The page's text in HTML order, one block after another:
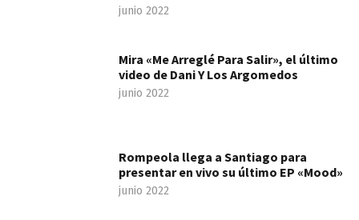
junio 2022
Mira «Me Arreglé Para Salir», el último
video de Dani Y Los Argomedos
junio 2022
Rompeola llega a Santiago para
presentar en vivo su último EP «Mood»
junio 2022